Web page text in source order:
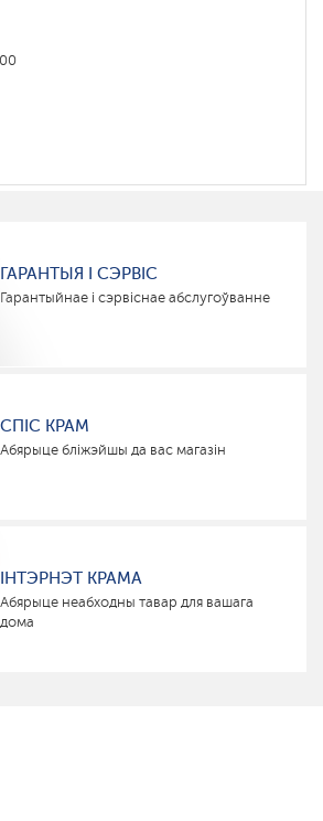
ГАРАНТЫЯ І СЭРВІС
Гарантыйнае і сэрвіснае абслугоўванне
СПІС КРАМ
Абярыце бліжэйшы да вас магазін
ІНТЭРНЭТ КРАМА
Абярыце неабходны тавар для вашага
дома